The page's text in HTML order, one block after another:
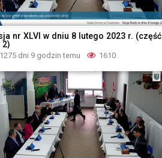
nr XLVI w dniu 8 lutego 2023 r. (część
2)
1275 dni 9 godzin temu 1610